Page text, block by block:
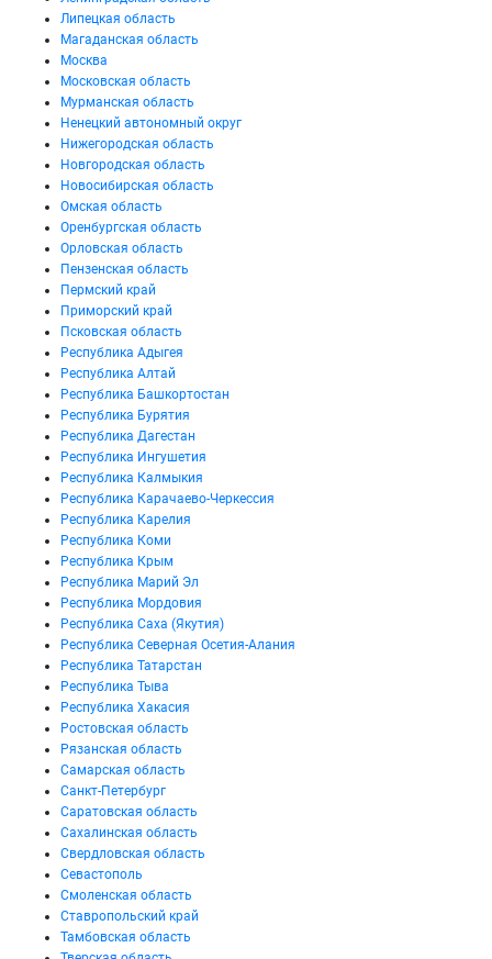
Липецкая область
Магаданская область
Москва
Московская область
Мурманская область
Ненецкий автономный округ
Нижегородская область
Новгородская область
Новосибирская область
Омская область
Оренбургская область
Орловская область
Пензенская область
Пермский край
Приморский край
Псковская область
Республика Адыгея
Республика Алтай
Республика Башкортостан
Республика Бурятия
Республика Дагестан
Республика Ингушетия
Республика Калмыкия
Республика Карачаево-Черкессия
Республика Карелия
Республика Коми
Республика Крым
Республика Марий Эл
Республика Мордовия
Республика Саха (Якутия)
Республика Северная Осетия-Алания
Республика Татарстан
Республика Тыва
Республика Хакасия
Ростовская область
Рязанская область
Самарская область
Санкт-Петербург
Саратовская область
Сахалинская область
Свердловская область
Севастополь
Смоленская область
Ставропольский край
Тамбовская область